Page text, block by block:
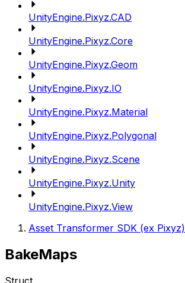
UnityEngine.Pixyz.CAD
UnityEngine.Pixyz.Core
UnityEngine.Pixyz.Geom
UnityEngine.Pixyz.IO
UnityEngine.Pixyz.Material
UnityEngine.Pixyz.Polygonal
UnityEngine.Pixyz.Scene
UnityEngine.Pixyz.Unity
UnityEngine.Pixyz.View
Asset Transformer SDK (ex Pixyz)
BakeMaps
Struct